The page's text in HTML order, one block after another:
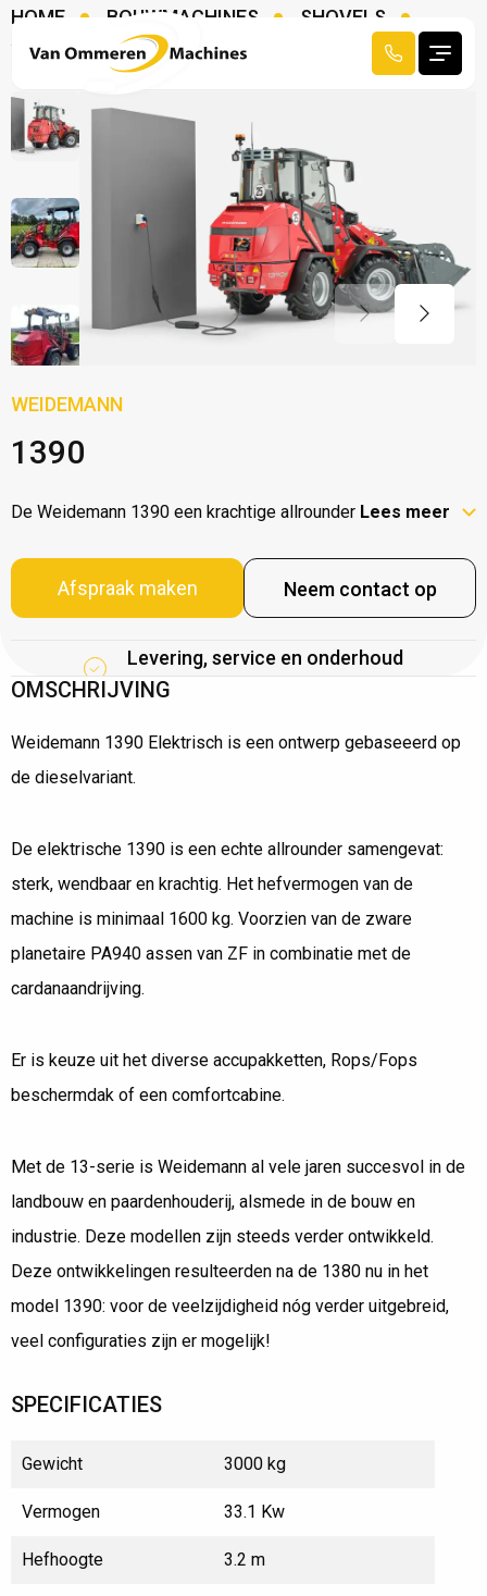
HOME BOUWMACHINES
SHOVELS
WEIDEMANN 1390 E
WEIDEMANN
1390
De Weidemann 1390 een krachtige allrounder Lees meer
Afspraak maken Neem contact op
Levering, service en onderhoud
OMSCHRIJVING
Weidemann 1390 Elektrisch is een ontwerp gebaseeerd op
de dieselvariant.
De elektrische 1390 is een echte allrounder samengevat:
sterk, wendbaar en krachtig. Het hefvermogen van de
machine is minimaal 1600 kg. Voorzien van de zware
planetaire PA940 assen van ZF in combinatie met de
cardanaandrijving.
Er is keuze uit het diverse accupakketten, Rops/Fops
beschermdak of een comfortcabine.
Met de 13-serie is Weidemann al vele jaren succesvol in de
landbouw en paardenhouderij, alsmede in de bouw en
industrie. Deze modellen zijn steeds verder ontwikkeld.
Deze ontwikkelingen resulteerden na de 1380 nu in het
model 1390: voor de veelzijdigheid nóg verder uitgebreid,
veel configuraties zijn er mogelijk!
SPECIFICATIES
Gewicht 3000 kg
Vermogen 33.1 Kw
Hefhoogte 3.2 m